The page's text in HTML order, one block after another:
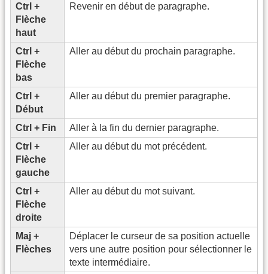
Ctrl +
Flèche
haut
Revenir en début de paragraphe.
Ctrl +
Flèche
bas
Aller au début du prochain paragraphe.
Ctrl +
Début
Aller au début du premier paragraphe.
Ctrl + Fin
Aller à la fin du dernier paragraphe.
Ctrl +
Flèche
gauche
Aller au début du mot précédent.
Ctrl +
Flèche
droite
Aller au début du mot suivant.
Maj +
Flèches
Déplacer le curseur de sa position actuelle
vers une autre position pour sélectionner le
texte intermédiaire.